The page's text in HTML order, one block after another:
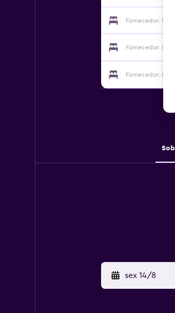
Fornecedor: Ife
Fornecedor: Ife
Fornecedor: Ife
sex 14/8